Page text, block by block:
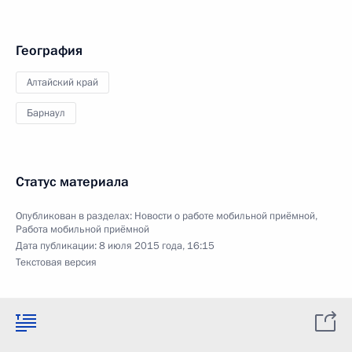
География
Алтайский край
Барнаул
Статус материала
Опубликован в разделах: Новости о работе мобильной приёмной,
Работа мобильной приёмной
Дата публикации:8 июля 2015 года, 16:15
Текстовая версия